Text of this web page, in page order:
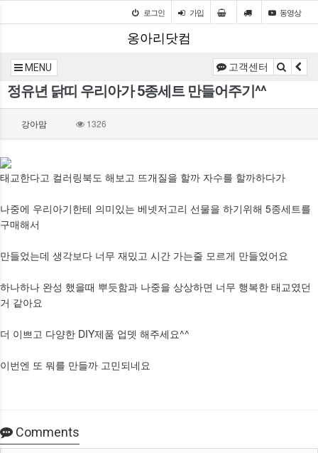
로그인 가입 동영상
옹아리닷컴
MENU 고객센터
정유년 닭띠 우리아가 5종세트 만들어주기^^
강아맘 1326
태교한다고 컬러링북도 해보고 뜨개질을 할까 자수를 할까하다가
나중에 우리아기한테 의미있는 베넷저고리 선물을 하기위해 5종세트를
구매해서
만들었는데 생각보다 너무 재밌고 시간 가는줄 모르게 만들었어요
하나하나 완성 했을때 뿌듯함과 나중을 상상하면 너무 행복한 태교였던
거 같아요
더 이쁘고 다양한 DIY제품 업뎃 해주세요^^
이번엔 또 뭐를 만들까 고민되네요
Comments